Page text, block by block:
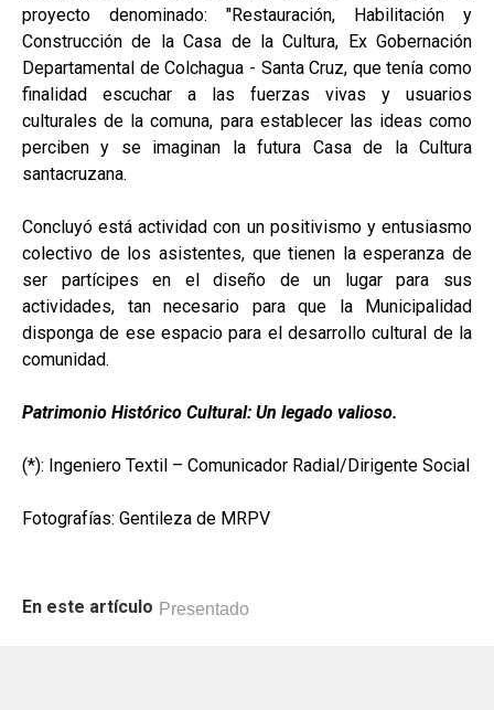
proyecto denominado: "Restauración, Habilitación y
Construcción de la Casa de la Cultura, Ex Gobernación
Departamental de Colchagua - Santa Cruz, que tenía como
finalidad escuchar a las fuerzas vivas y usuarios
culturales de la comuna, para establecer las ideas como
perciben y se imaginan la futura Casa de la Cultura
santacruzana.
Concluyó está actividad con un positivismo y entusiasmo
colectivo de los asistentes, que tienen la esperanza de
ser partícipes en el diseño de un lugar para sus
actividades, tan necesario para que la Municipalidad
disponga de ese espacio para el desarrollo cultural de la
comunidad.
Patrimonio Histórico Cultural: Un legado valioso.
(*): Ingeniero Textil – Comunicador Radial/Dirigente Social
Fotografías: Gentileza de MRPV
En este artículo Presentado